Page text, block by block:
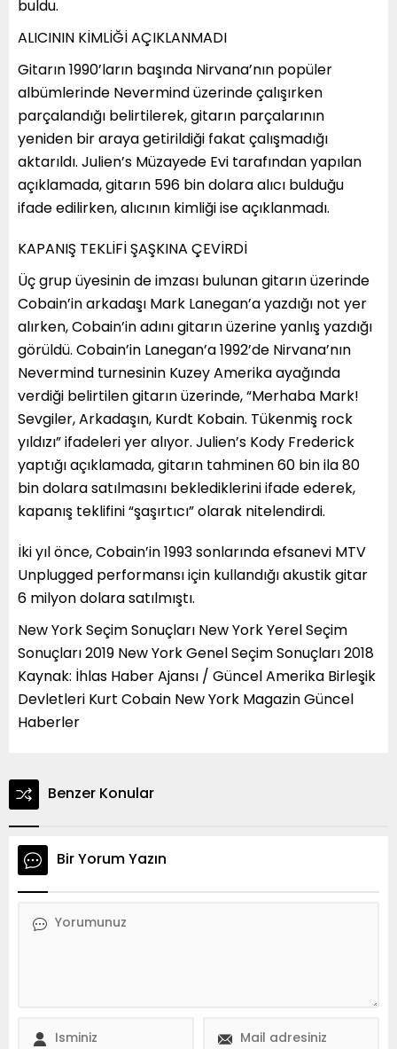
buldu.
ALICININ KİMLİĞİ AÇIKLANMADI
Gitarın 1990’ların başında Nirvana’nın popüler
albümlerinde Nevermind üzerinde çalışırken
parçalandığı belirtilerek, gitarın parçalarının
yeniden bir araya getirildiği fakat çalışmadığı
aktarıldı. Julien’s Müzayede Evi tarafından yapılan
açıklamada, gitarın 596 bin dolara alıcı bulduğu
ifade edilirken, alıcının kimliği ise açıklanmadı.
KAPANIŞ TEKLİFİ ŞAŞKINA ÇEVİRDİ
Üç grup üyesinin de imzası bulunan gitarın üzerinde
Cobain’in arkadaşı Mark Lanegan’a yazdığı not yer
alırken, Cobain’in adını gitarın üzerine yanlış yazdığı
görüldü. Cobain’in Lanegan’a 1992’de Nirvana’nın
Nevermind turnesinin Kuzey Amerika ayağında
verdiği belirtilen gitarın üzerinde, “Merhaba Mark!
Sevgiler, Arkadaşın, Kurdt Kobain. Tükenmiş rock
yıldızı” ifadeleri yer alıyor. Julien’s Kody Frederick
yaptığı açıklamada, gitarın tahminen 60 bin ila 80
bin dolara satılmasını beklediklerini ifade ederek,
kapanış teklifini “şaşırtıcı” olarak nitelendirdi.
İki yıl önce, Cobain’in 1993 sonlarında efsanevi MTV
Unplugged performansı için kullandığı akustik gitar
6 milyon dolara satılmıştı.
New York Seçim Sonuçları New York Yerel Seçim
Sonuçları 2019 New York Genel Seçim Sonuçları 2018
Kaynak: İhlas Haber Ajansı / Güncel Amerika Birleşik
Devletleri Kurt Cobain New York Magazin Güncel
Haberler
Benzer Konular
Bir Yorum Yazın